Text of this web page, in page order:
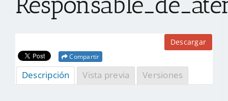
Descargar
Compartir
Descripción Vista previa Versiones